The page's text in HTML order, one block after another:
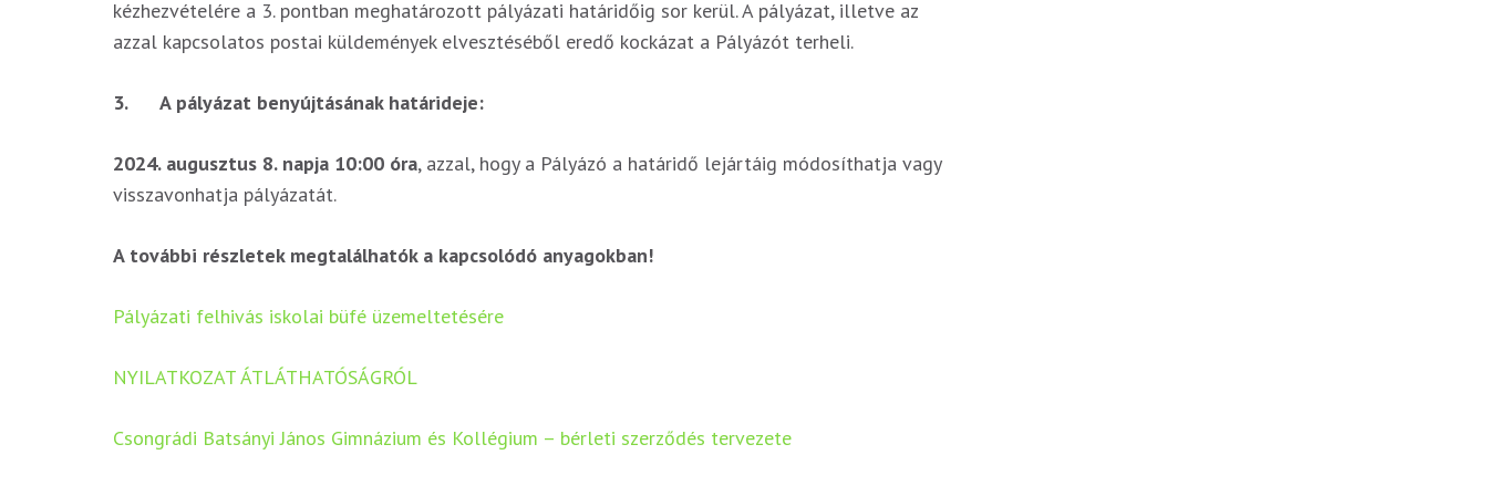
kézhezvételére a 3. pontban meghatározott pályázati határidőig sor kerül. A pályázat, illetve az
azzal kapcsolatos postai küldemények elvesztéséből eredő kockázat a Pályázót terheli.
3. A pályázat benyújtásának határideje:
2024. augusztus 8. napja 10:00 óra, azzal, hogy a Pályázó a határidő lejártáig módosíthatja vagy
visszavonhatja pályázatát.
A további részletek megtalálhatók a kapcsolódó anyagokban!
Pályázati felhivás iskolai büfé üzemeltetésére
NYILATKOZAT ÁTLÁTHATÓSÁGRÓL
Csongrádi Batsányi János Gimnázium és Kollégium – bérleti szerződés tervezete